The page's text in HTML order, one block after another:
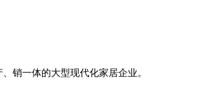
销一体的大型现代化家居企业。